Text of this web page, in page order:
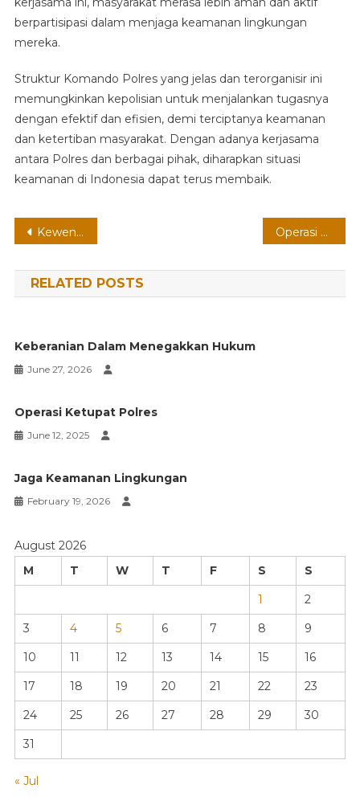
berpartisipasi dalam menjaga keamanan lingkungan
mereka.
Struktur Komando Polres yang jelas dan terorganisir ini
memungkinkan kepolisian untuk menjalankan tugasnya
dengan efektif dan efisien, demi terciptanya keamanan
dan ketertiban masyarakat. Dengan adanya kerjasama
antara Polres dan berbagai pihak, diharapkan situasi
keamanan di Indonesia dapat terus membaik.
Post
navigation
Kewenangan Polres Operasi Ketupat Polres
RELATED POSTS
Keberanian Dalam Menegakkan Hukum
June 27, 2026
Operasi Ketupat Polres
June 12, 2025
Jaga Keamanan Lingkungan
February 19, 2026
August 2026
M
T W T F S
S
1
2
3
4 5 6 7 8
9
10
11 12 13 14 15
16
17
18 19 20 21 22
23
24
25 26 27 28 29
30
31
« Jul